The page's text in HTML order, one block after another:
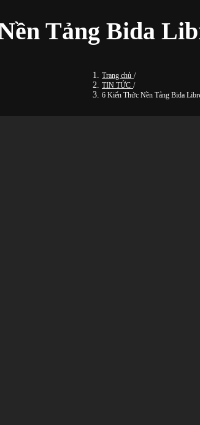
Tảng Bida
Trang chủ /
TIN TỨC /
6 Kiến Thức Nền Tảng Bida